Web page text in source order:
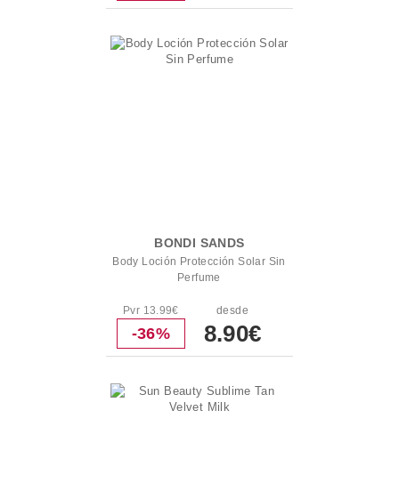
BONDI SANDS
Body Loción Protección Solar Sin
Perfume
Pvr 13.99€
-36%
desde
8.90€